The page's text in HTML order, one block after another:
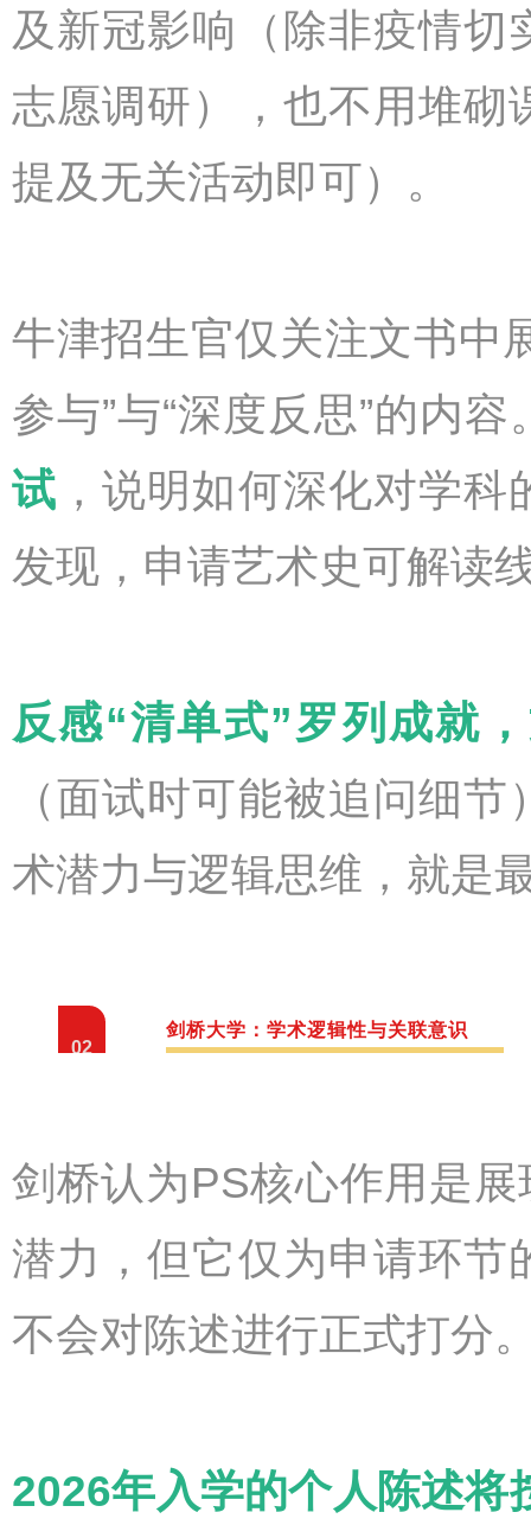
及新冠影响（除非疫情
志愿调研），也不用堆砌
提及无关活动即可）。
牛津招生官仅关注文书中
参与”与“深度反思”的内
试 ，说明如何深化对学
发现，申请艺术史可解读
反感“清单式”罗列成就
（面试时可能被追问细
术潜力与逻辑思维，就是
02
剑桥大学：学术逻辑性与关联意识
剑桥认为PS核心作用是
潜力，但它仅为申请环节
不会对陈述进行正式打分
2026年入学的个人陈述